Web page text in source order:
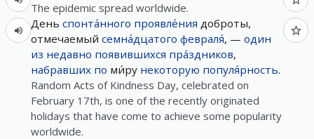
The epidemic spread worldwide.
День спонта́нного проявле́ния доброты,
отмечаемый семна́дцатого февраля́, — один
из недавно появившихся пра́здников,
набравших по ми́ру некоторую популя́рность.
Random Acts of Kindness Day, celebrated on
February 17th, is one of the recently originated
holidays that have come to achieve some popularity
worldwide.